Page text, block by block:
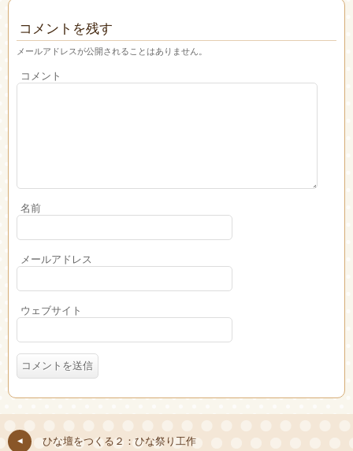
コメントを残す
メールアドレスが公開されることはありません。
コメント
名前
メールアドレス
ウェブサイト
ひな壇をつくる２：ひな祭り工作